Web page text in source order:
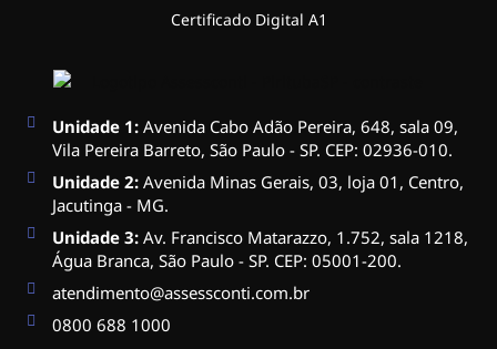
Certificado Digital A1
Unidade 1: Avenida Cabo Adão Pereira, 648, sala 09,
Vila Pereira Barreto, São Paulo - SP. CEP: 02936-010.
Unidade 2:Avenida Minas Gerais, 03, loja 01, Centro,
Jacutinga - MG.
Unidade 3:Av. Francisco Matarazzo, 1.752, sala 1218,
Água Branca, São Paulo - SP. CEP: 05001-200.
atendimento@assessconti.com.br
0800 688 1000